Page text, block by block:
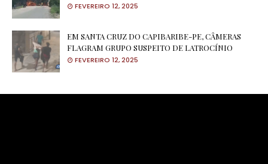
FEVEREIRO 12, 2025
EM SANTA CRUZ DO CAPIBARIBE-PE, CÂMERAS
FLAGRAM GRUPO SUSPEITO DE LATROCÍNIO
FEVEREIRO 12, 2025